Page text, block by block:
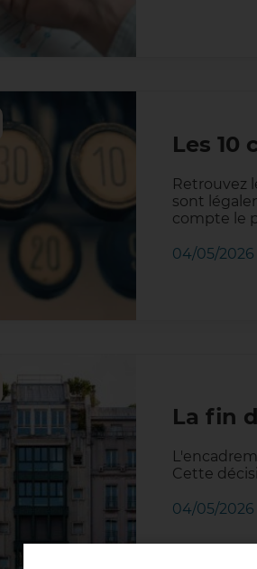
Les 10
Retrouvez
sont
compte le
04/05/2026
La fin
Cette
04/05/2026